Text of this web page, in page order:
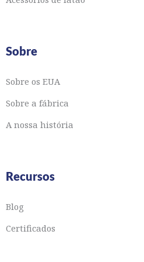
Sobre
Sobre os EUA
Sobre a fábrica
A nossa história
Recursos
Blog
Certificados